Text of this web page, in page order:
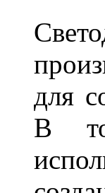
для
В